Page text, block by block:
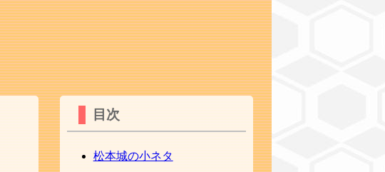
目次
松本城の小ネタ